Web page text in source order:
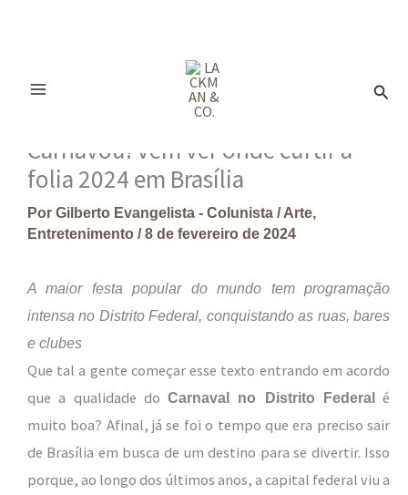
Carnavou! Vem ver onde curtir a
folia 2024 em Brasília
Por Gilberto Evangelista - Colunista /Arte,
Entretenimento /8 de fevereiro de 2024
A maior festa popular do mundo tem programação
intensa no Distrito Federal, conquistando as ruas, bares
e clubes
Que tal a gente começar esse texto entrando em acordo
que a qualidade do Carnaval no Distrito Federalé
muito boa? Afinal, já se foi o tempo que era preciso sair
de Brasília em busca de um destino para se divertir. Isso
porque, ao longo dos últimos anos, a capital federal viu a